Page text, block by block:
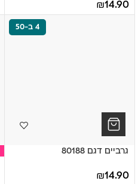
14.90
₪
4 ב-50
גרביים דגם 80188
14.90
₪